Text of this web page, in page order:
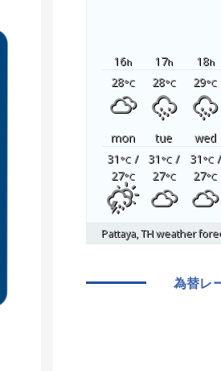
16h 17h 18h
28°C 28°C 29°C
mon tue wed
31 °C /
27°C
31 °C /
27°C
31 °C/
27°C
Pattaya, THweather
為替レ